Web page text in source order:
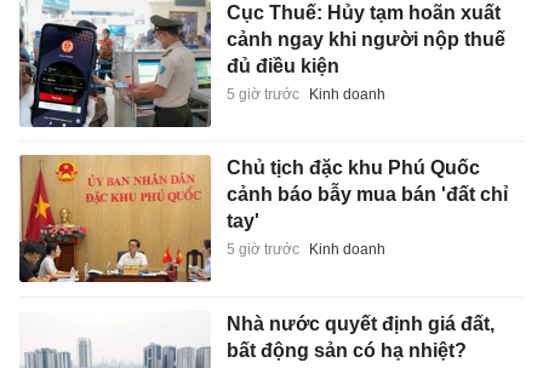
Cục Thuế: Hủy tạm hoãn xuất
cảnh ngay khi người nộp thuế
đủ điều kiện
5 giờ trước Kinh doanh
Chủ tịch đặc khu Phú Quốc
cảnh báo bẫy mua bán 'đất chỉ
tay'
5 giờ trước Kinh doanh
Nhà nước quyết định giá đất,
bất động sản có hạ nhiệt?